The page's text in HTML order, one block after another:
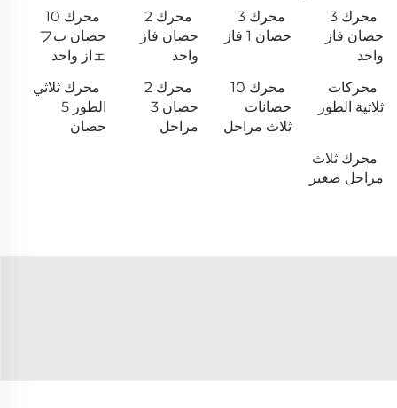
محرك 3
حصان فاز
واحد
محرك 3
حصان 1 فاز
محرك 2
حصان فاز
واحد
محرك 10
حصان بフ
ェاز واحد
محركات
ثلاثية الطور
محرك 10
حصانات
ثلاث مراحل
محرك 2
حصان 3
مراحل
محرك ثلاثي
الطور 5
حصان
محرك ثلاث
مراحل صغير